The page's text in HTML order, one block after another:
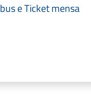
e Ticket mensa